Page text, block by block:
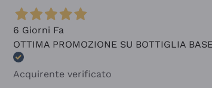
6 Giorni Fa
OTTIMA PROMOZIONE SU BOTTIGLIA
Acquirente verificato